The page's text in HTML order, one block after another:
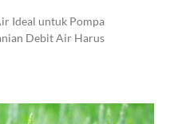
Ideal untuk Pompa
Debit Air Harus